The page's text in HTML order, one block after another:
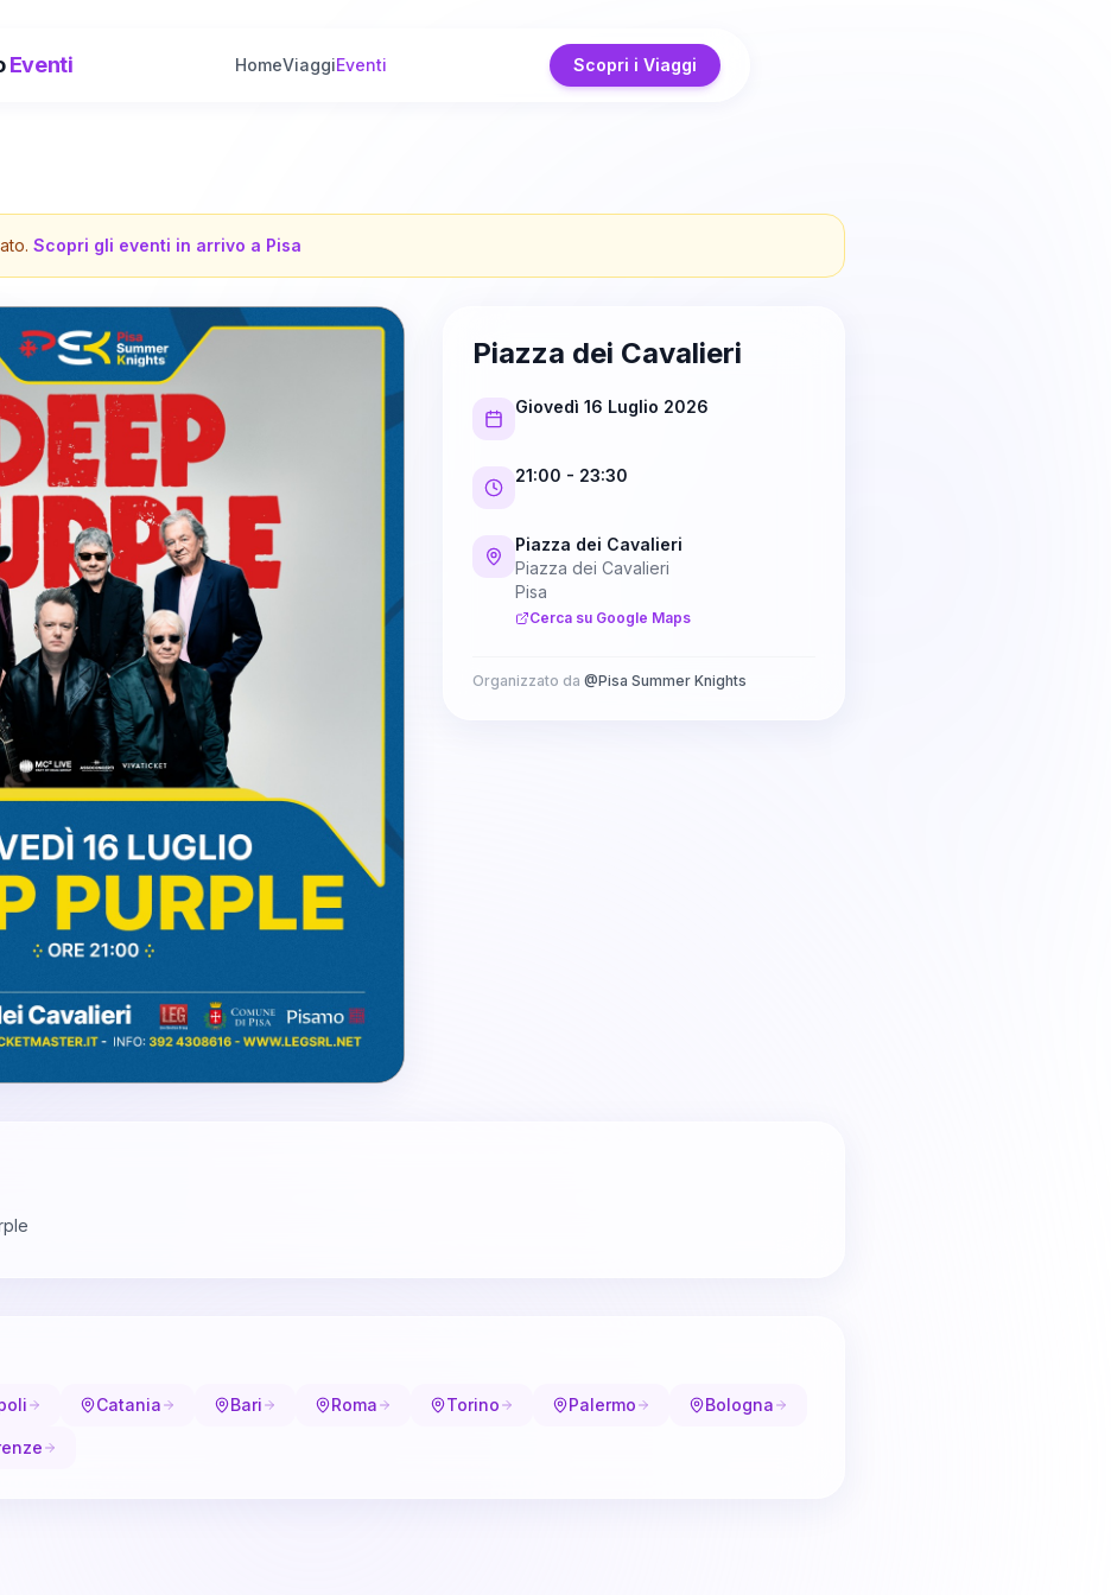
Eventi HomeViaggiEventi Scopri i Viaggi
Scopri gli eventi in arrivo a Pisa
Piazza dei Cavalieri
Giovedì 16 Luglio 2026
21:00 - 23:30
Piazza dei Cavalieri
Piazza dei Cavalieri
Pisa
Cerca su Google Maps
Organizzato da @Pisa Summer Knights
Catania Bari Roma Torino Palermo Bologna